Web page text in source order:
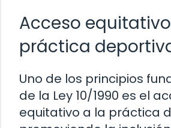
Acceso
práctica
Uno de los principios
de la Ley 10/1990 es el
equitativo a la práctica